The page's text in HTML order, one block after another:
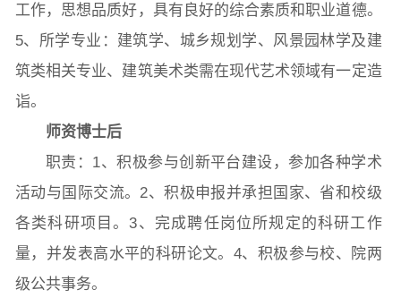
工作，思想品质好，具有良好的综合素质和职业道德。
5、所学专业：建筑学、城乡规划学、风景园林学及建
筑类相关专业、建筑美术类需在现代艺术领域有一定造
诣。
师资博士后
职责：1、积极参与创新平台建设，参加各种学术
活动与国际交流。2、积极申报并承担国家、省和校级
各类科研项目。3、完成聘任岗位所规定的科研工作
量，并发表高水平的科研论文。4、积极参与校、院两
级公共事务。